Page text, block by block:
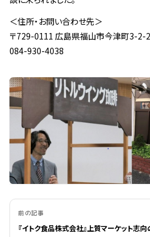
＜住所・お問い合わせ先＞
〒729-0111 広島県福山市今津町3-2-
084-930-4038
前の記事
『イトク食品株式会社』上質マーケット志